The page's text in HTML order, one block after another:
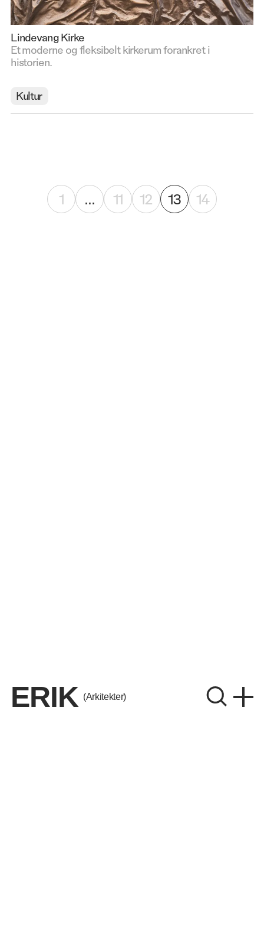
ERIK (Arkitekter)
Lindevang Kirke
Et moderne og fleksibelt kirkerum forankret i
historien.
Kultur
1 … 11 12 13 14